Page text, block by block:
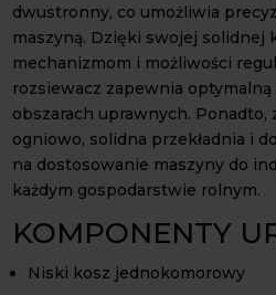
dwustronny, co umożliwia
maszyną. Dzięki swojej solidnej
mechanizmom i możliwości
rozsiewacz zapewnia optymalną
obszarach uprawnych.
ogniowo, solidna przekładnia i
na dostosowanie maszyny do
każdym gospodarstwie rolnym.
KOMPONENTY
Niski kosz jednokomorowy